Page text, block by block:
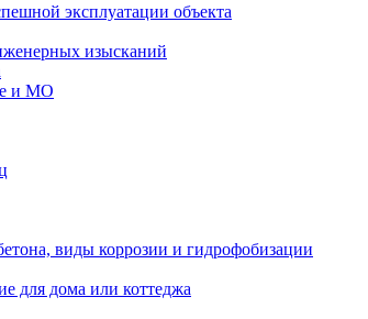
эксплуатации объекта
изысканий
и МО
виды коррозии и гидрофобизации
для дома или коттеджа